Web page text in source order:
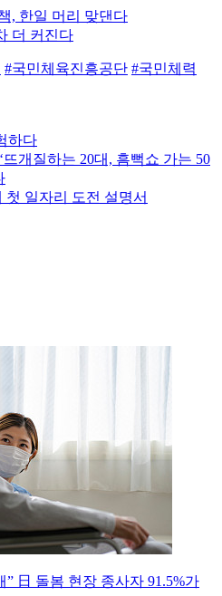
, 한일 머리 맞댄다
더 커진다
#국민체육진흥공단 #국민체력
하다
개질하는 20대, 흠뻑쇼 가는 50
첫 일자리 도전 설명서
” 日 돌봄 현장 종사자 91.5%가